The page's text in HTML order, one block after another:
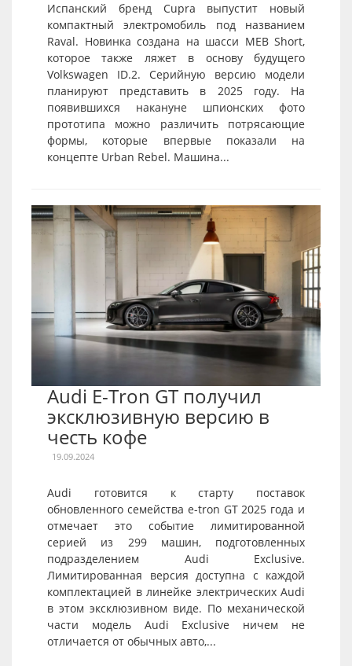
Испанский бренд Cupra выпустит новый
компактный электромобиль под названием
Raval. Новинка создана на шасси MEB Short,
которое также ляжет в основу будущего
Volkswagen ID.2. Серийную версию модели
планируют представить в 2025 году. На
появившихся накануне шпионских фото
прототипа можно различить потрясающие
формы, которые впервые показали на
концепте Urban Rebel. Машина...
Audi E-Tron GT получил
эксклюзивную версию в
честь кофе
19.09.2024
Audi готовится к старту поставок
обновленного семейства e-tron GT 2025 года и
отмечает это событие лимитированной
серией из 299 машин, подготовленных
подразделением Audi Exclusive.
Лимитированная версия доступна с каждой
комплектацией в линейке электрических Audi
в этом эксклюзивном виде. По механической
части модель Audi Exclusive ничем не
отличается от обычных авто,...